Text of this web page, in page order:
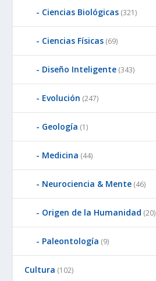
Ciencias Biológicas (321)
Ciencias Físicas (69)
Diseño Inteligente (343)
Evolución (247)
Geología (1)
Medicina (44)
Neurociencia & Mente (46)
Origen de la Humanidad (20)
Paleontología (9)
Cultura (102)